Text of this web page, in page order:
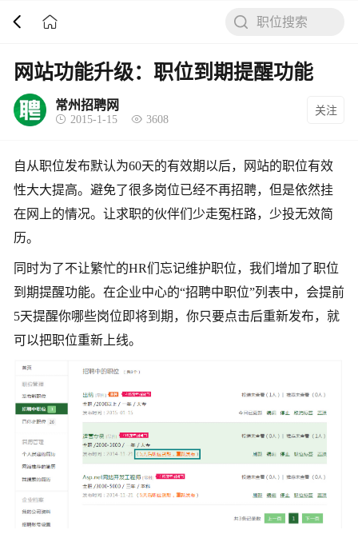
职位搜索
网站功能升级：职位到期提醒功能
常州招聘网
2015-1-15 3608
关注
自从职位发布默认为60天的有效期以后，网站的职位有效
性大大提高。避免了很多岗位已经不再招聘，但是依然挂
在网上的情况。让求职的伙伴们少走冤枉路，少投无效简
历。
同时为了不让繁忙的HR们忘记维护职位，我们增加了职位
到期提醒功能。在企业中心的“招聘中职位”列表中，会提前
5天提醒你哪些岗位即将到期，你只要点击后重新发布，就
可以把职位重新上线。